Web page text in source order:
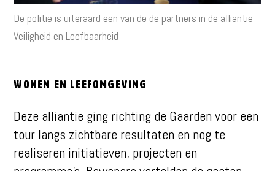
De politie is uiteraard een van de de partners in de alliantie
Veiligheid en Leefbaarheid
Wonen en Leefomgeving
Deze alliantie ging richting de Gaarden voor een
tour langs zichtbare resultaten en nog te
realiseren initiatieven, projecten en